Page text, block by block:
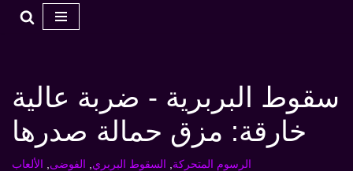
سقوط البربرية - ضربة عالية
خارقة: مزق حمالة صدرها
الرسوم المتحركة, السقوط البربري, الفوضى, الألعاب